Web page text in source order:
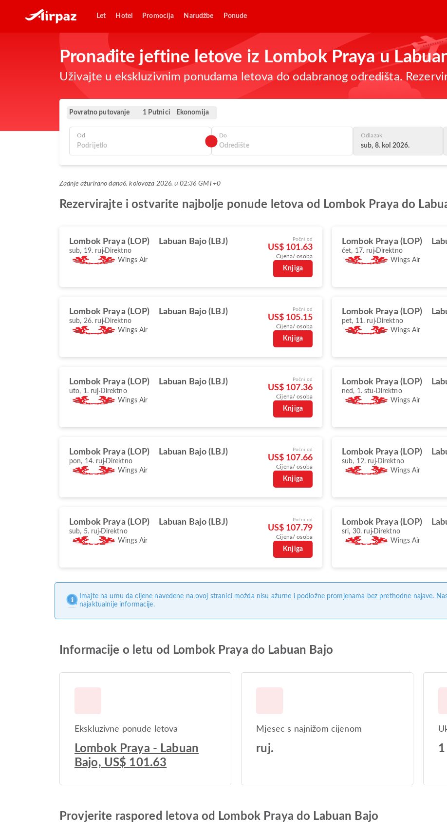
Let Hotel Promocija Narudžbe Ponude
Pronađite jeftine letove iz Lombok Praya u
Uživajte u ekskluzivnim ponudama letova do odabranog odredišta.
Povratno putovanje 1 Putnici Ekonomija
Od Do Odlazak
sub, 8. kol 2026.
Zadnje ažurirano dana6. kolovoza 2026. u 02:36 GMT+0
Rezervirajte i ostvarite najbolje ponude letova od Lombok Praya do
Lombok Praya (LOP) Labuan Bajo (LBJ)
sub, 19. ruj Direktno
Wings Air
Počni od
US$ 101.63
Cijena/ osoba
Knjiga
Lombok Praya (LOP)
čet, 17. ruj Direktno
Wings Air
Lombok Praya (LOP) Labuan Bajo (LBJ)
sub, 26. ruj Direktno
Wings Air
Počni od
US$ 105.15
Cijena/ osoba
Knjiga
Lombok Praya (LOP)
pet, 11. ruj Direktno
Wings Air
Lombok Praya (LOP) Labuan Bajo (LBJ)
uto, 1. ruj Direktno
Wings Air
Počni od
US$ 107.36
Cijena/ osoba
Knjiga
Lombok Praya (LOP)
ned, 1. stu Direktno
Wings Air
Lombok Praya (LOP) Labuan Bajo (LBJ)
pon, 14. ruj Direktno
Wings Air
Počni od
US$ 107.66
Cijena/ osoba
Knjiga
Lombok Praya (LOP)
sub, 12. ruj Direktno
Wings Air
Lombok Praya (LOP) Labuan Bajo (LBJ)
sub, 5. ruj Direktno
Wings Air
Počni od
US$ 107.79
Cijena/ osoba
Knjiga
Lombok Praya (LOP)
sri, 30. ruj Direktno
Wings Air
Imajte na umu da cijene navedene na ovoj stranici možda nisu ažurne i podložne promjenama bez prethodne najave.
najaktualnije informacije.
Informacije o letu od Lombok Praya do Labuan Bajo
Ekskluzivne ponude letova
Lombok Praya - Labuan
Bajo, US$ 101.63
Mjesec s najnižom cijenom
ruj. 1
Provjerite raspored letova od Lombok Praya do Labuan Bajo